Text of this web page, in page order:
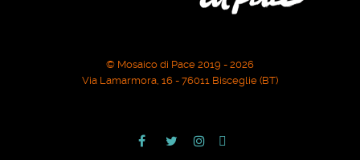
© Mosaico di Pace 2019 - 2026
Via Lamarmora, 16 - 76011 Bisceglie (BT)